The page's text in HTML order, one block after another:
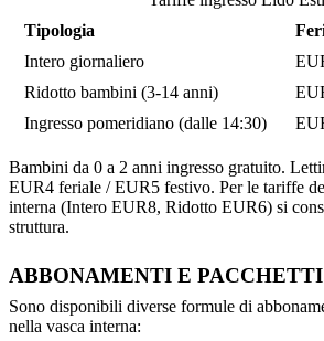
Tipologia
Intero giornaliero
Ridotto bambini (3-14 anni)
Ingresso pomeridiano (dalle 14:30)
Bambini da 0 a 2 anni ingresso gratuito.
EUR4 feriale / EUR5 festivo. Per le tariffe
interna (Intero EUR8, Ridotto EUR6) si
struttura.
ABBONAMENTI E PACCHETTI
Sono disponibili diverse formule di
nella vasca interna: